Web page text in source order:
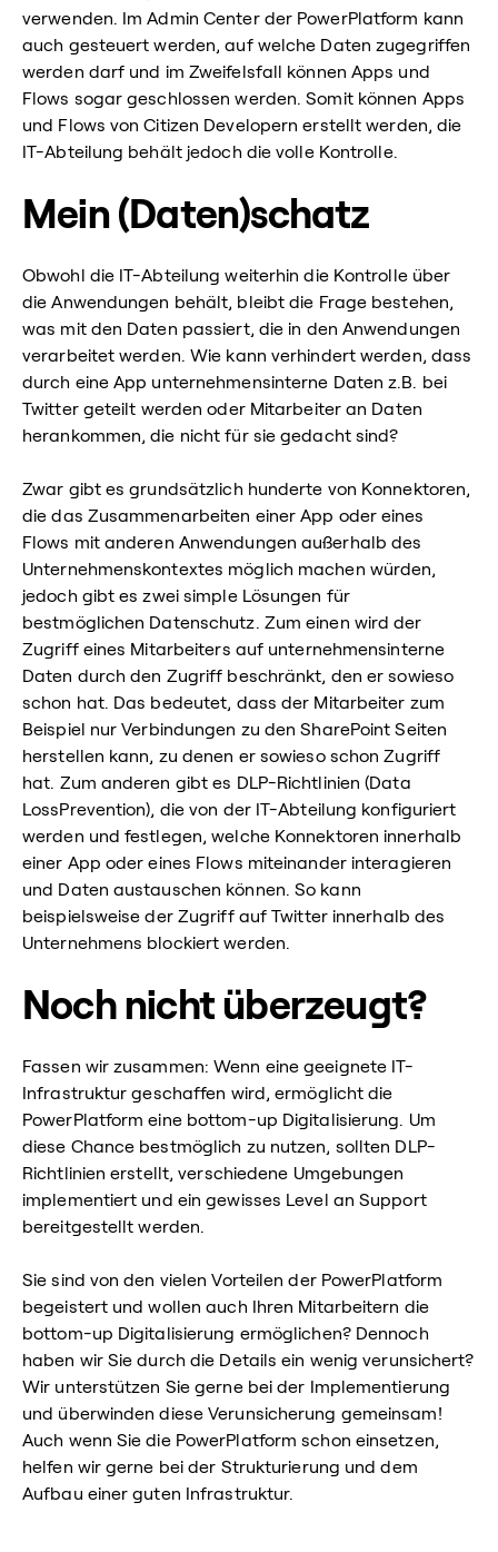
verwenden. Im Admin Center der PowerPlatform kann
auch gesteuert werden, auf welche Daten zugegriffen
werden darf und im Zweifelsfall können Apps und
Flows sogar geschlossen werden. Somit können Apps
und Flows von Citizen Developern erstellt werden, die
IT-Abteilung behält jedoch die volle Kontrolle.
Mein (Daten)schatz
Obwohl die IT-Abteilung weiterhin die Kontrolle über
die Anwendungen behält, bleibt die Frage bestehen,
was mit den Daten passiert, die in den Anwendungen
verarbeitet werden. Wie kann verhindert werden, dass
durch eine App unternehmensinterne Daten z.B. bei
Twitter geteilt werden oder Mitarbeiter an Daten
herankommen, die nicht für sie gedacht sind?
Zwar gibt es grundsätzlich hunderte von Konnektoren,
die das Zusammenarbeiten einer App oder eines
Flows mit anderen Anwendungen außerhalb des
Unternehmenskontextes möglich machen würden,
jedoch gibt es zwei simple Lösungen für
bestmöglichen Datenschutz. Zum einen wird der
Zugriff eines Mitarbeiters auf unternehmensinterne
Daten durch den Zugriff beschränkt, den er sowieso
schon hat. Das bedeutet, dass der Mitarbeiter zum
Beispiel nur Verbindungen zu den SharePoint Seiten
herstellen kann, zu denen er sowieso schon Zugriff
hat. Zum anderen gibt es DLP-Richtlinien (Data
LossPrevention), die von der IT-Abteilung konfiguriert
werden und festlegen, welche Konnektoren innerhalb
einer App oder eines Flows miteinander interagieren
und Daten austauschen können. So kann
beispielsweise der Zugriff auf Twitter innerhalb des
Unternehmens blockiert werden.
Noch nicht überzeugt?
Fassen wir zusammen: Wenn eine geeignete IT-
Infrastruktur geschaffen wird, ermöglicht die
PowerPlatform eine bottom-up Digitalisierung. Um
diese Chance bestmöglich zu nutzen, sollten DLP-
Richtlinien erstellt, verschiedene Umgebungen
implementiert und ein gewisses Level an Support
bereitgestellt werden.
Sie sind von den vielen Vorteilen der PowerPlatform
begeistert und wollen auch Ihren Mitarbeitern die
bottom-up Digitalisierung ermöglichen? Dennoch
haben wir Sie durch die Details ein wenig verunsichert?
Wir unterstützen Sie gerne bei der Implementierung
und überwinden diese Verunsicherung gemeinsam!
Auch wenn Sie die PowerPlatform schon einsetzen,
helfen wir gerne bei der Strukturierung und dem
Aufbau einer guten Infrastruktur.